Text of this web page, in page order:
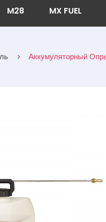
M28 MX FUEL
Аккумуляторный